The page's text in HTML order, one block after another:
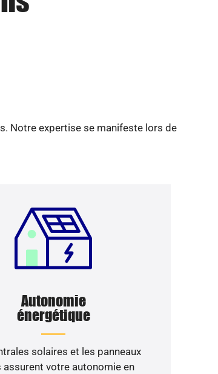
Notre expertise se manifeste lors de
Autonomie
énergétique
solaires et les panneaux
assurent votre autonomie en